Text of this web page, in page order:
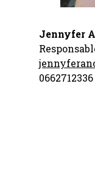
Jennyfer
0662712336